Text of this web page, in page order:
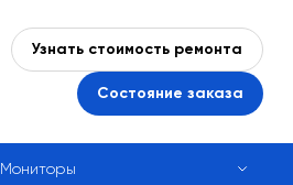
Узнать стоимость ремонта
Состояние заказа
Мониторы